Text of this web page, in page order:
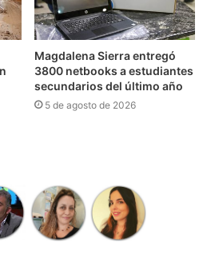
Magdalena Sierra entregó
3800 netbooks a estudiantes
secundarios del último año
5 de agosto de 2026